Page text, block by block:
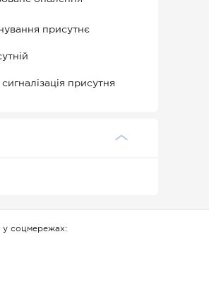
присутнє
присутня
у соцмережах: